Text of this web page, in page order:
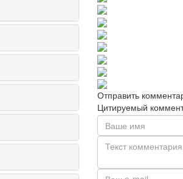
Отправить
Цитируемый